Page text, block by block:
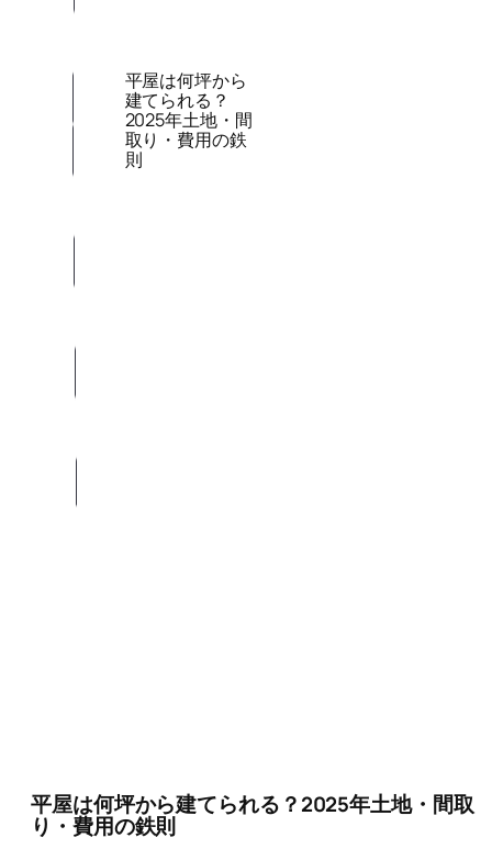
平屋は何坪から
建てられる？
2025年土地・間
取り・費用の鉄
則
平屋は何坪から建てられる？2025年土地・間取
り・費用の鉄則